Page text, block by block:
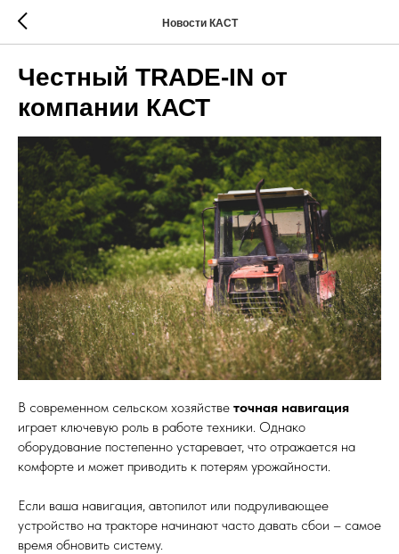
Новости КАСТ
Честный TRADE-IN от
компании КАСТ
В современном сельском хозяйстве точная навигация
играет ключевую роль в работе техники. Однако
оборудование постепенно устаревает, что отражается на
комфорте и может приводить к потерям урожайности.
Если ваша навигация, автопилот или подруливающее
устройство на тракторе начинают часто давать сбои – самое
время обновить систему.